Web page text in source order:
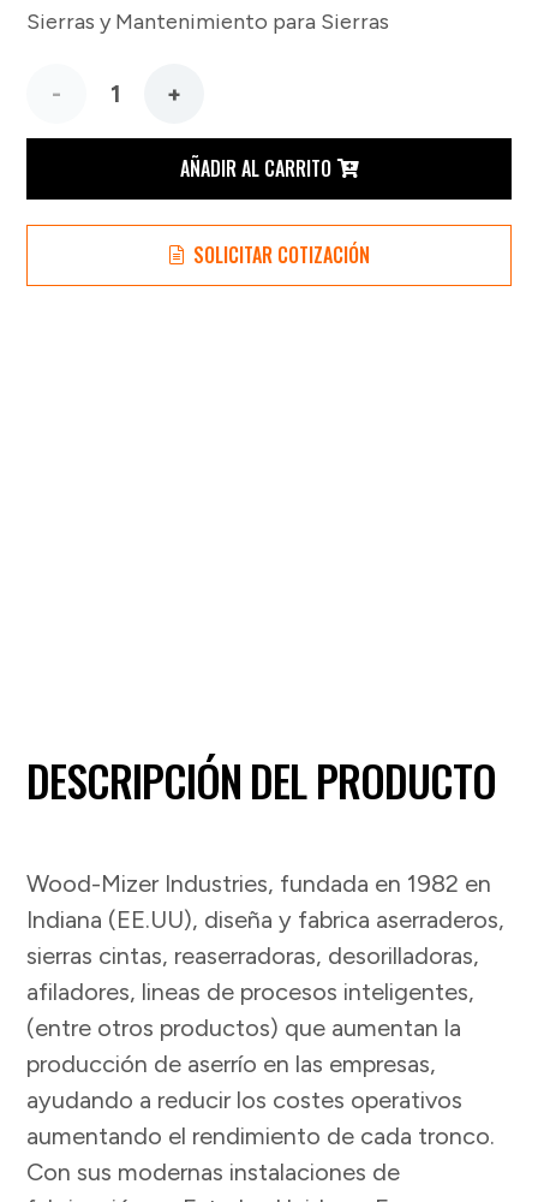
Sierras y Mantenimiento para Sierras
RUEDA
AÑADIR AL CARRITO
SOLICITAR COTIZACIÓN
DESCRIPCIÓN DEL PRODUCTO
Wood-Mizer Industries, fundada en 1982 en
Indiana (EE.UU), diseña y fabrica aserraderos,
sierras cintas, reaserradoras, desorilladoras,
afiladores, lineas de procesos inteligentes,
(entre otros productos) que aumentan la
producción de aserrío en las empresas,
ayudando a reducir los costes operativos
aumentando el rendimiento de cada tronco.
Con sus modernas instalaciones de